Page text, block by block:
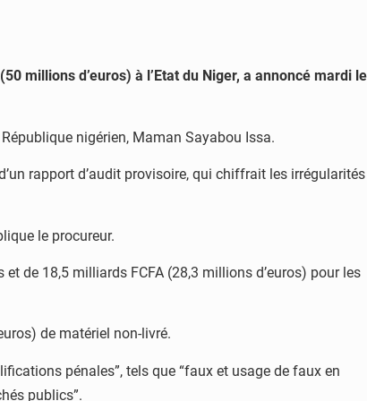
(50 millions d’euros) à l’Etat du Niger, a annoncé mardi le
nigérien, Maman Sayabou Issa.
rapport d’audit provisoire, qui chiffrait les irrégularités
le procureur.
et de 18,5 milliards FCFA (28,3 millions d’euros) pour les
de matériel non-livré.
pénales”, tels que “faux et usage de faux en
publics”.